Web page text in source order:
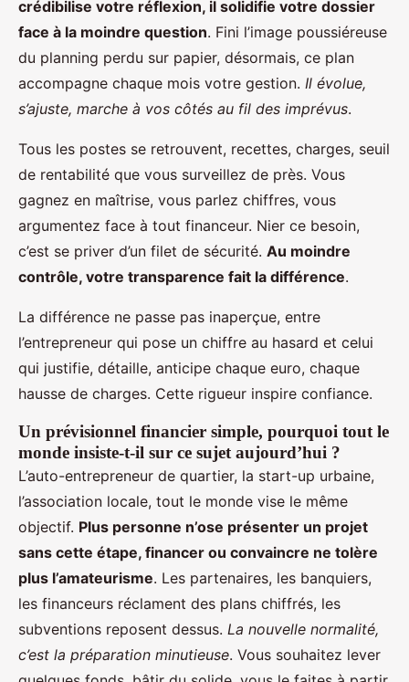
crédibilise votre réflexion, il solidifie votre dossier
face à la moindre question. Fini l’image poussiéreuse
du planning perdu sur papier, désormais, ce plan
accompagne chaque mois votre gestion. Il évolue,
s’ajuste, marche à vos côtés au fil des imprévus.
Tous les postes se retrouvent, recettes, charges, seuil
de rentabilité que vous surveillez de près. Vous
gagnez en maîtrise, vous parlez chiffres, vous
argumentez face à tout financeur. Nier ce besoin,
c’est se priver d’un filet de sécurité. Au moindre
contrôle, votre transparence fait la différence.
La différence ne passe pas inaperçue, entre
l’entrepreneur qui pose un chiffre au hasard et celui
qui justifie, détaille, anticipe chaque euro, chaque
hausse de charges. Cette rigueur inspire confiance.
Un prévisionnel financier simple, pourquoi tout le
monde insiste-t-il sur ce sujet aujourd’hui ?
L’auto-entrepreneur de quartier, la start-up urbaine,
l’association locale, tout le monde vise le même
objectif. Plus personne n’ose présenter un projet
sans cette étape, financer ou convaincre ne tolère
plus l’amateurisme. Les partenaires, les banquiers,
les financeurs réclament des plans chiffrés, les
subventions reposent dessus. La nouvelle normalité,
c’est la préparation minutieuse. Vous souhaitez lever